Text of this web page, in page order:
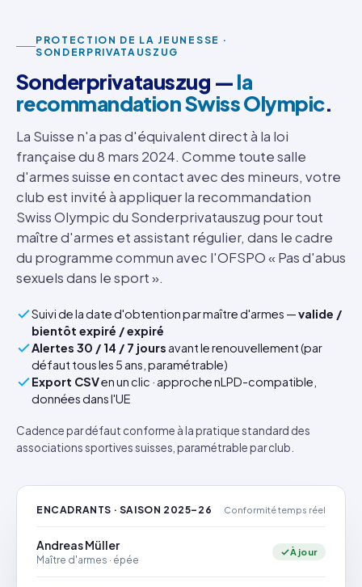
PROTECTION DE LA JEUNESSE ·
SONDERPRIVATAUSZUG
Sonderprivatauszug —la
recommandation Swiss Olympic.
La Suisse n'a pas d'équivalent direct à la loi
française du 8 mars 2024. Comme toute salle
d'armes suisse en contact avec des mineurs, votre
club est invité à appliquer la recommandation
Swiss Olympic du Sonderprivatauszug pour tout
maître d'armes et assistant régulier, dans le cadre
du programme commun avec l'OFSPO « Pas d'abus
sexuels dans le sport ».
Suivi de la date d'obtention par maître d'armes —valide /
bientôt expiré / expiré
Alertes 30 / 14 / 7 jours avant le renouvellement (par
défaut tous les 5 ans, paramétrable)
Export CSVen un clic · approche nLPD-compatible,
données dans l'UE
Cadence par défaut conforme à la pratique standard des
associations sportives suisses, paramétrable par club.
ENCADRANTS · SAISON 2025–26 Conformité temps réel
Andreas Müller
Maître d'armes · épée
À jour